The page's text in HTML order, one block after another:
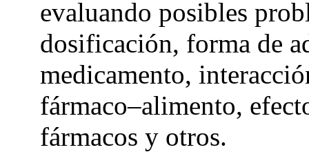
evaluando posibles
dosificación, forma de
medicamento,
fármaco–alimento,
fármacos y otros.